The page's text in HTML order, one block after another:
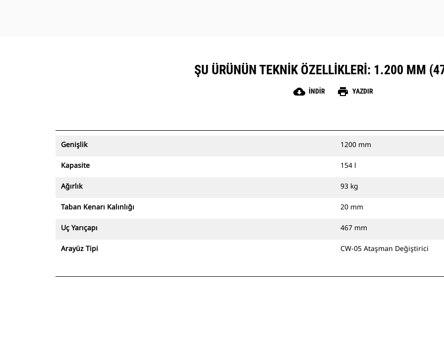
ŞU ÜRÜNÜN TEKNIK ÖZELLIKLERI: 1.200 MM
cloud_download İNDIR print YAZDIR
Genişlik 1200 mm
Kapasite 154 l
Ağırlık 93 kg
Taban Kenarı Kalınlığı 20 mm
Uç Yarıçapı 467 mm
Arayüz Tipi CW-05 Ataşman Değiştirici